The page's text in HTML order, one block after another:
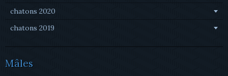
chatons 2020
chatons 2019
Mâles